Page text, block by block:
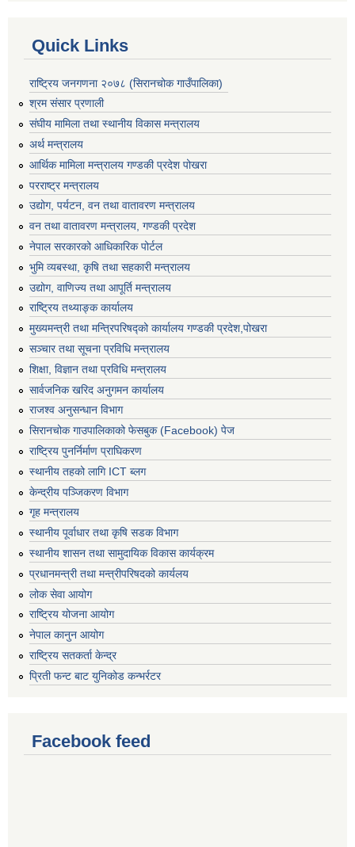
Quick Links
राष्ट्रिय जनगणना २०७८ (सिरानचोक गाउँपालिका)
श्रम संसार प्रणाली
संघीय मामिला तथा स्थानीय विकास मन्त्रालय
अर्थ मन्त्रालय
आर्थिक मामिला मन्त्रालय गण्डकी प्रदेश पोखरा
परराष्ट्र मन्त्रालय
उद्योग, पर्यटन, वन तथा वातावरण मन्त्रालय
वन तथा वातावरण मन्त्रालय, गण्डकी प्रदेश
नेपाल सरकारको आधिकारिक पोर्टल
भुमि व्यबस्था, कृषि तथा सहकारी मन्त्रालय
उद्योग, वाणिज्य तथा आपूर्ति मन्त्रालय
राष्ट्रिय तथ्याङ्क कार्यालय
मुख्यमन्त्री तथा मन्त्रिपरिषद्को कार्यालय गण्डकी प्रदेश,पोखरा
सञ्‍चार तथा सूचना प्रविधि मन्त्रालय
शिक्षा, विज्ञान तथा प्रविधि मन्त्रालय
सार्वजनिक खरिद अनुगमन कार्यालय
राजश्व अनुसन्धान विभाग
सिरानचोक गाउपालिकाको फेसबुक (Facebook) पेज
राष्ट्रिय पुनर्निर्माण प्राघिकरण
स्थानीय तहको लागि ICT ब्लग
केन्द्रीय पञ्जिकरण विभाग
गृह मन्त्रालय
स्थानीय पूर्वाधार तथा कृषि सडक विभाग
स्थानीय शासन तथा सामुदायिक विकास कार्यक्रम
प्रधानमन्त्री तथा मन्त्रीपरिषदको कार्यलय
लोक सेवा आयोग
राष्ट्रिय योजना आयोग
नेपाल कानुन आयोग
राष्ट्रिय सतकर्ता केन्द्र
प्रिती फन्ट बाट युनिकोड कन्भर्रटर
Facebook feed